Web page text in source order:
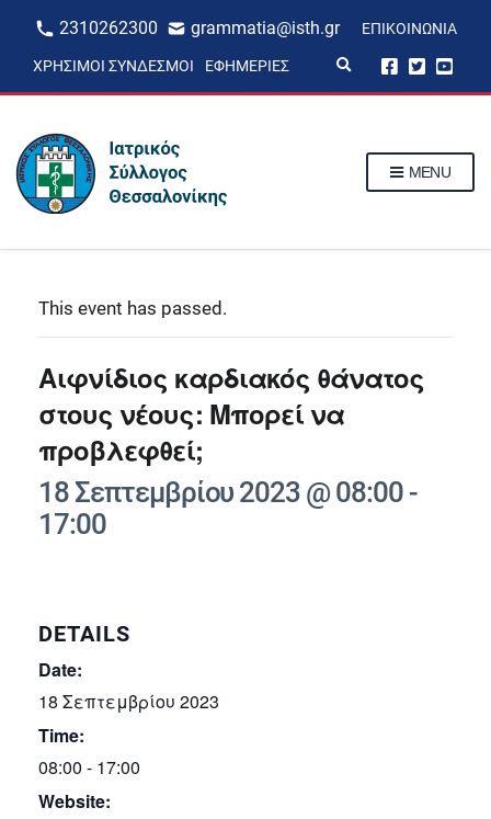
2310262300 grammatia@isth.gr ΕΠΙΚΟΙΝΩΝΊΑ
ΧΡΉΣΙΜΟΙ ΣΎΝΔΕΣΜΟΙ ΕΦΗΜΕΡΊΕΣ
p
MENU
This event has passed.
Αιφνίδιος καρδιακός θάνατος
στους νέους: Μπορεί να
προβλεφθεί;
18 Σεπτεμβρίου 2023 @ 08:00-
17:00
DETAILS
Date:
18 Σεπτεμβρίου 2023
Time:
08:00 - 17:00
Website: